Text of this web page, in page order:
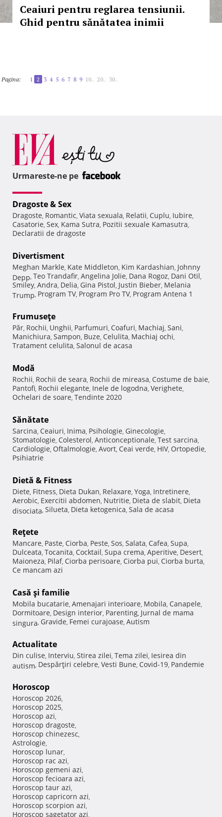
Ceaiuri pentru reglarea tensiunii.
Ghid pentru sănătatea inimii
Pagina: 1 2 3 4 5 6 7 8 9 10.. 20.. 30..
Urmareste-ne pe
Dragoste & Sex
Dragoste, Romantic, Viata sexuala, Relatii, Cuplu, Iubire,
Casatorie, Sex, Kama Sutra, Pozitii sexuale Kamasutra,
Declaratii de dragoste
Divertisment
Meghan Markle, Kate Middleton, Kim Kardashian, Johnny
Depp, Teo Trandafir, Angelina Jolie, Dana Rogoz, Dani Otil,
Smiley, Andra, Delia, Gina Pistol, Justin Bieber, Melania
Trump, Program TV, Program Pro TV, Program Antena 1
Frumuseţe
Păr, Rochii, Unghii, Parfumuri, Coafuri, Machiaj, Sani,
Manichiura, Sampon, Buze, Celulita, Machiaj ochi,
Tratament celulita, Salonul de acasa
Modă
Rochii, Rochii de seara, Rochii de mireasa, Costume de baie,
Pantofi, Rochii elegante, Inele de logodna, Verighete,
Ochelari de soare, Tendinte 2020
Sănătate
Sarcina, Ceaiuri, Inima, Psihologie, Ginecologie,
Stomatologie, Colesterol, Anticonceptionale, Test sarcina,
Cardiologie, Oftalmologie, Avort, Ceai verde, HIV, Ortopedie,
Psihiatrie
Dietă & Fitness
Diete, Fitness, Dieta Dukan, Relaxare, Yoga, Intretinere,
Aerobic, Exercitii abdomen, Nutritie, Dieta de slabit, Dieta
disociata, Silueta, Dieta ketogenica, Sala de acasa
Reţete
Mancare, Paste, Ciorba, Peste, Sos, Salata, Cafea, Supa,
Dulceata, Tocanita, Cocktail, Supa crema, Aperitive, Desert,
Maioneza, Pilaf, Ciorba perisoare, Ciorba pui, Ciorba burta,
Ce mancam azi
Casă şi familie
Mobila bucatarie, Amenajari interioare, Mobila, Canapele,
Dormitoare, Design interior, Parenting, Jurnal de mama
singura, Gravide, Femei curajoase, Autism
Actualitate
Din culise, Interviu, Stirea zilei, Tema zilei, Iesirea din
autism, Despărţiri celebre, Vesti Bune, Covid-19, Pandemie
Horoscop
Horoscop 2026,
Horoscop 2025,
Horoscop azi,
Horoscop dragoste,
Horoscop chinezesc,
Astrologie,
Horoscop lunar,
Horoscop rac azi,
Horoscop gemeni azi,
Horoscop fecioara azi,
Horoscop taur azi,
Horoscop capricorn azi,
Horoscop scorpion azi,
Horoscop sagetator azi,